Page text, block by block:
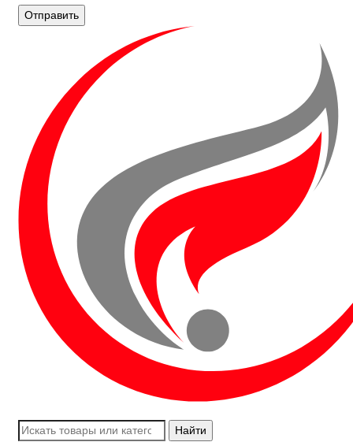
Отправить
Найти